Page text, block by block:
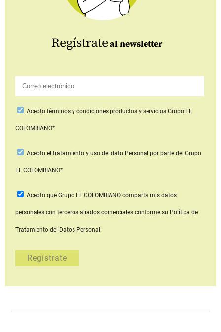
Regístrate al newsletter
Aceptotérminos y condiciones productos y serviciosGrupo EL
COLOMBIANO*
Acepto el tratamiento y uso del dato Personal por parte del Grupo
EL COLOMBIANO*
Acepto que Grupo EL COLOMBIANOcomparta mis datos
personales con terceros aliados comerciales conforme su Política de
Tratamiento del Datos Personal.